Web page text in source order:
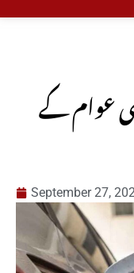
عوام کے
September 27,